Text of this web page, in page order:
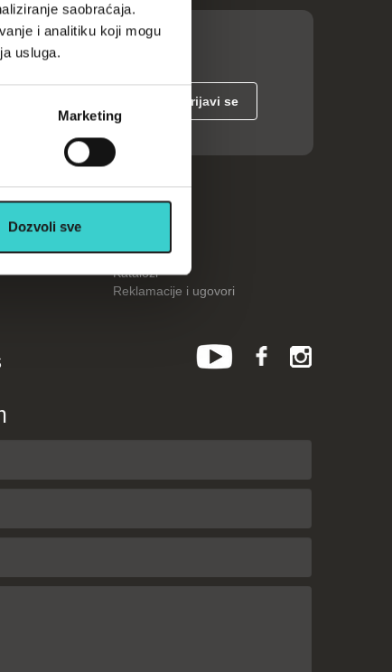
saobraćaja.
i analitiku koji mogu
usluga.
Marketing
Dozvoli sve
Česta pitanja
Katalozi
Reklamacije i ugovori